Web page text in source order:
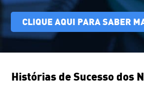
CLIQUE AQUI PARA SABER
Histórias de Sucesso dos